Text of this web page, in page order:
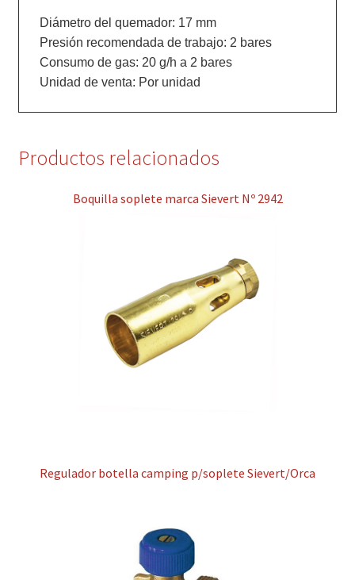
Diámetro del quemador: 17 mm
Presión recomendada de trabajo: 2 bares
Consumo de gas: 20 g/h a 2 bares
Productos relacionados
Boquilla soplete marca Sievert Nº 2942
Regulador botella camping p/soplete Sievert/Orca